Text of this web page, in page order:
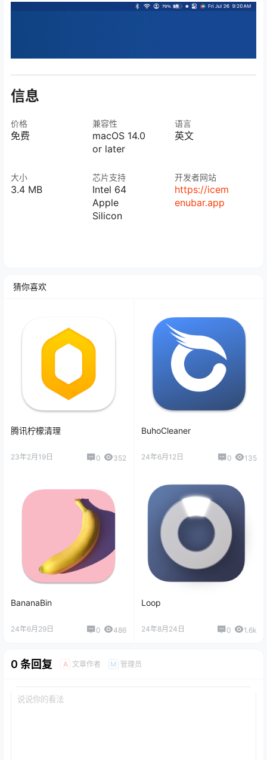
信息
价格
免费
大小
3.4 MB
兼容性
macOS 14.0
or later
芯片支持
Intel 64
Apple
Silicon
语言
英文
开发者网站
https://icem
enubar.app
猜你喜欢
腾讯柠檬清理
23年2月19日 0 352
BuhoCleaner
24年6月12日 0 135
BananaBin
24年6月29日 0 486
Loop
24年8月24日 0 1.6k
0 条回复 A 文章作者 M 管理员